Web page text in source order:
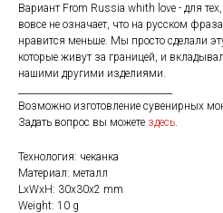
Вариант From Russia whith love - для
вовсе не означает, что на русском
нравится меньше. Мы просто сделали
которые живут за границей, и
нашими другими изделиями.
Возможно изготовление сувенирных
Задать вопрос вы можете здесь
Технология: чеканка
Материал: металл
LxWxH: 30x30x2 mm
Weight: 10 g